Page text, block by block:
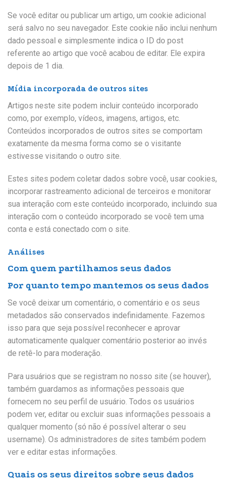
Se você editar ou publicar um artigo, um cookie adicional
será salvo no seu navegador. Este cookie não inclui nenhum
dado pessoal e simplesmente indica o ID do post
referente ao artigo que você acabou de editar. Ele expira
depois de 1 dia.
Mídia incorporada de outros sites
Artigos neste site podem incluir conteúdo incorporado
como, por exemplo, vídeos, imagens, artigos, etc.
Conteúdos incorporados de outros sites se comportam
exatamente da mesma forma como se o visitante
estivesse visitando o outro site.
Estes sites podem coletar dados sobre você, usar cookies,
incorporar rastreamento adicional de terceiros e monitorar
sua interação com este conteúdo incorporado, incluindo sua
interação com o conteúdo incorporado se você tem uma
conta e está conectado com o site.
Análises
Com quem partilhamos seus dados
Por quanto tempo mantemos os seus dados
Se você deixar um comentário, o comentário e os seus
metadados são conservados indefinidamente. Fazemos
isso para que seja possível reconhecer e aprovar
automaticamente qualquer comentário posterior ao invés
de retê-lo para moderação.
Para usuários que se registram no nosso site (se houver),
também guardamos as informações pessoais que
fornecem no seu perfil de usuário. Todos os usuários
podem ver, editar ou excluir suas informações pessoais a
qualquer momento (só não é possível alterar o seu
username). Os administradores de sites também podem
ver e editar estas informações.
Quais os seus direitos sobre seus dados